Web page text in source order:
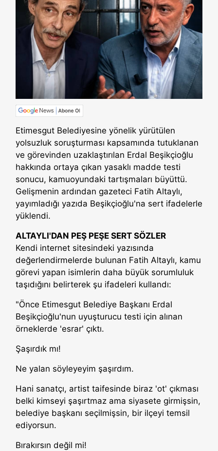
Etimesgut Belediyesine yönelik yürütülen
yolsuzluk soruşturması kapsamında tutuklanan
ve görevinden uzaklaştırılan Erdal Beşikçioğlu
hakkında ortaya çıkan yasaklı madde testi
sonucu, kamuoyundaki tartışmaları büyüttü.
Gelişmenin ardından gazeteci Fatih Altaylı,
yayımladığı yazıda Beşikçioğlu'na sert ifadelerle
yüklendi.
ALTAYLI'DAN PEŞ PEŞE SERT SÖZLER
Kendi internet sitesindeki yazısında
değerlendirmelerde bulunan Fatih Altaylı, kamu
görevi yapan isimlerin daha büyük sorumluluk
taşıdığını belirterek şu ifadeleri kullandı:
"Önce Etimesgut Belediye Başkanı Erdal
Beşikçioğlu'nun uyuşturucu testi için alınan
örneklerde 'esrar' çıktı.
Şaşırdık mı!
Ne yalan söyleyeyim şaşırdım.
Hani sanatçı, artist taifesinde biraz 'ot' çıkması
belki kimseyi şaşırtmaz ama siyasete girmişsin,
belediye başkanı seçilmişsin, bir ilçeyi temsil
ediyorsun.
Bırakırsın değil mi!